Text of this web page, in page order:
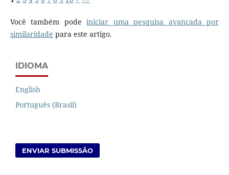
Você também podeiniciar uma pesquisa avançada por
similaridade para este artigo.
IDIOMA
English
Português (Brasil)
ENVIAR SUBMISSÃO